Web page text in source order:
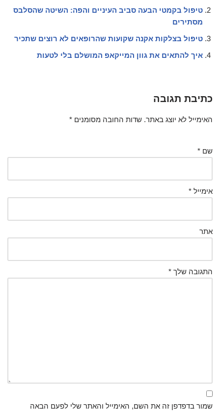
טיפול בקמטי הבעה סביב העיניים והפה: השיטה שהסלבס
מסתירים
טיפול בצלקות אקנה שקועות שהרופאים לא רוצים שתכיר
איך להתאים את גוון המייקאפ המושלם בלי לטעות
כתיבת תגובה
האימייל לא יוצג באתר. שדות החובה מסומנים *
שם *
אימייל *
אתר
התגובה שלך *
שמור בדפדפן זה את השם, האימייל והאתר שלי לפעם הבאה